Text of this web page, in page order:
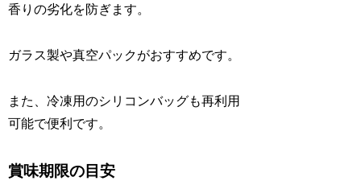
香りの劣化を防ぎます。
ガラス製や真空パックがおすすめです。
また、冷凍用のシリコンバッグも再利用
可能で便利です。
賞味期限の目安